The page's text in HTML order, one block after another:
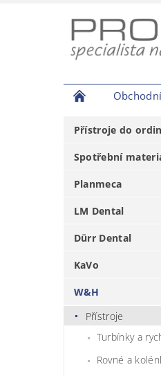
Přístroje do
Spotřební
Planmeca
LM Dental
Dürr Dental
KaVo
W&H
Přístroje
Turbínky a
Rovné a